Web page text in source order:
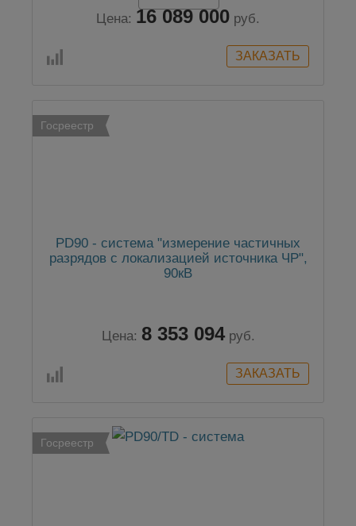
Цена: 16 089 000 руб.
Госреестр
PD90 - система "измерение частичных
разрядов с локализацией источника ЧР",
90кВ
Цена: 8 353 094 руб.
Госреестр